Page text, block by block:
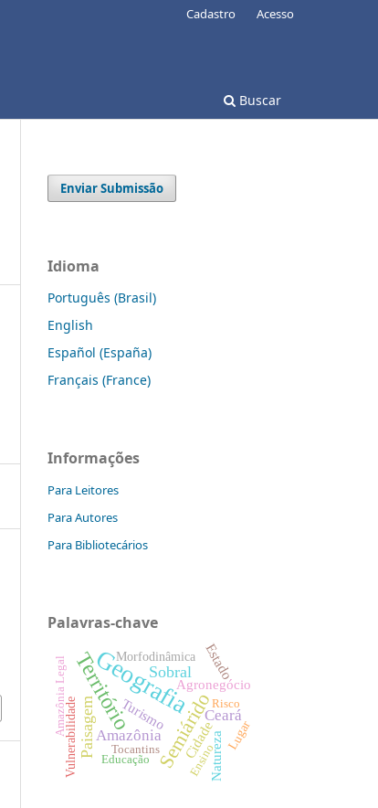
Buscar
Cadastro Acesso
Enviar Submissão
Idioma
Português (Brasil)
English
Español (España)
Français (France)
Informações
Para Leitores
Para Autores
Para Bibliotecários
Palavras-chave
Geografia
Território Semiárido
Sobral
Paisagem
Ceará
Amazônia
Agronegócio
Turismo
CidadeNatureza
Estado
Vulnerabilidade
Morfodinâmica
Lugar
Tocantins
Risco
Amazônia Legal
Educação Ensino